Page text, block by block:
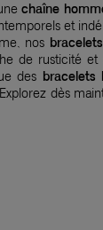
chaîne
et
nos
de rusticité et
des bracelets
dès